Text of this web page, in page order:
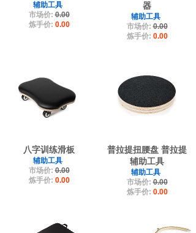
辅助工具
市场价:0.00
炼手价: 0.00
器
辅助工具
市场价:0.00
炼手价: 0.00
八字训练滑板
辅助工具
市场价:0.00
炼手价: 0.00
普拉提扭腰盘 普拉提
辅助工具
辅助工具
市场价:0.00
炼手价: 0.00